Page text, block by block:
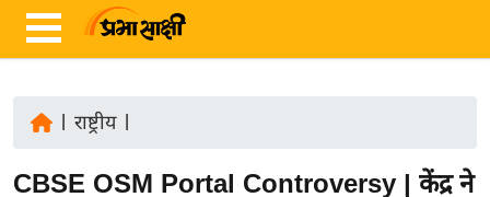
ज़ा
राष्ट्रीय|
CBSE OSM Portal Controversy | केंद्र ने